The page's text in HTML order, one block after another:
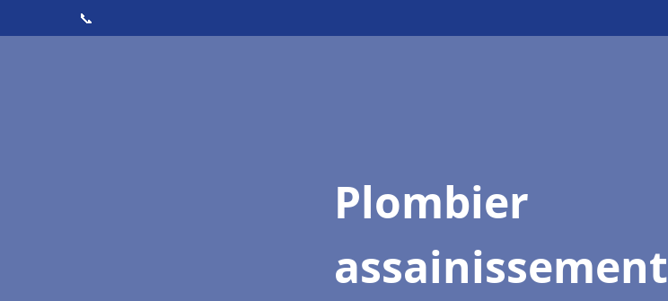
📞
Plombier
assainissement